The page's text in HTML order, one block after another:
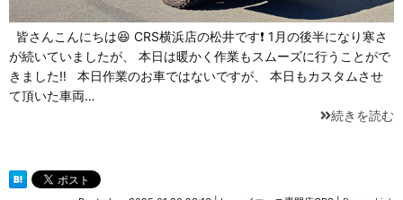
皆さんこんにちは😆 CRS横浜店の松井です❗ 1月の後半になり寒さ
が続いていましたが、 本日は暖かく作業もスムーズに行うことがで
きました‼ 本日作業のお車ではないですが、 本日もカスタムさせ
て頂いた車両…
続きを読む